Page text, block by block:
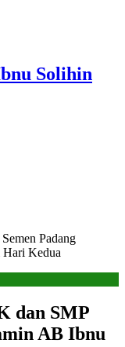
Solihin
Padang
Kedua
dan SMP
AB Ibnu